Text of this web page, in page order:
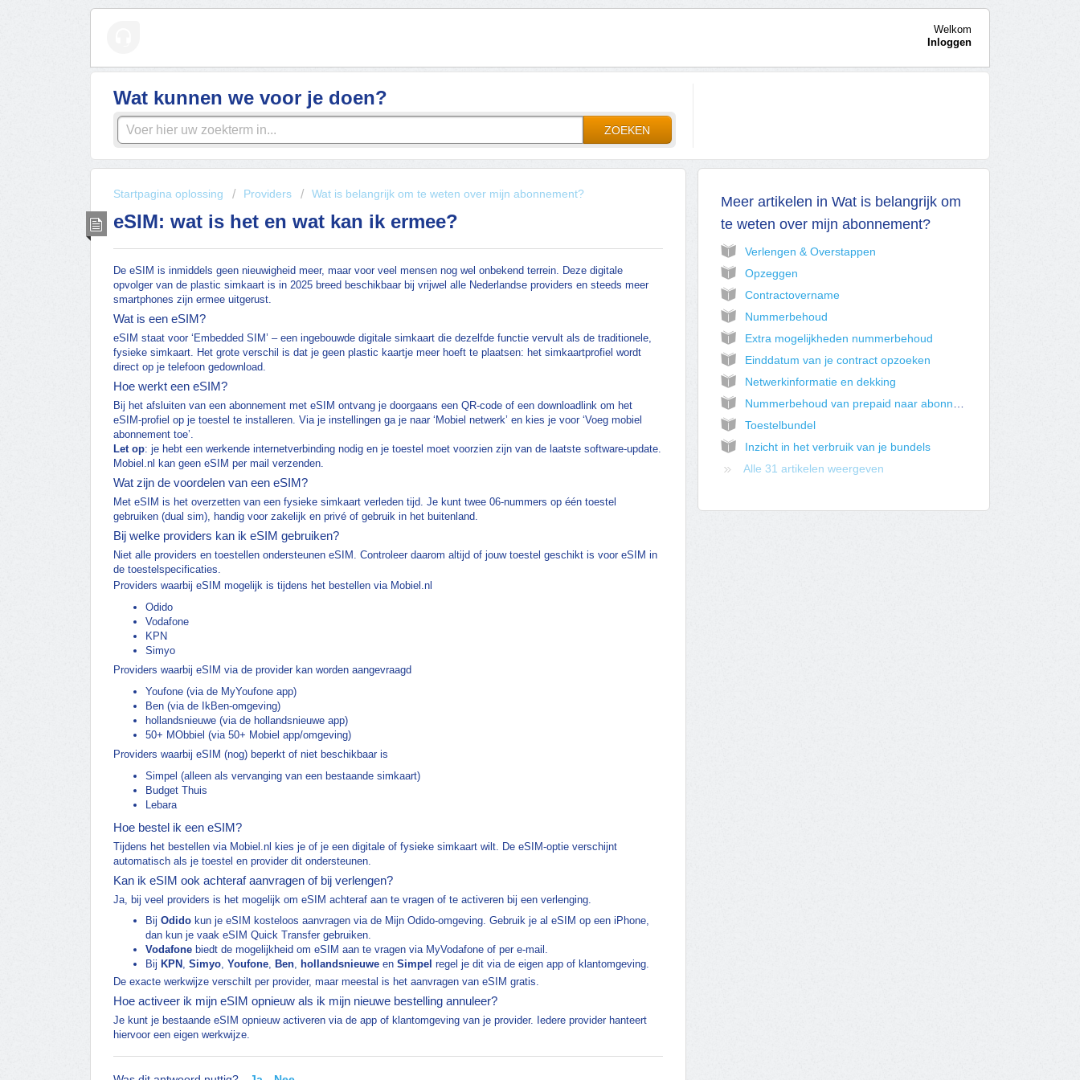
Welkom
Inloggen
Wat kunnen we voor je doen?
ZOEKEN
Startpagina oplossing Providers Wat is belangrijk om te weten over mijn abonnement?
eSIM: wat is het en wat kan ik ermee?
De eSIM is inmiddels geen nieuwigheid meer, maar voor veel mensen nog wel onbekend terrein. Deze digitale
opvolger van de plastic simkaart is in 2025 breed beschikbaar bij vrijwel alle Nederlandse providers en steeds meer
smartphones zijn ermee uitgerust.
Wat is een eSIM?
eSIM staat voor ‘Embedded SIM’ – een ingebouwde digitale simkaart die dezelfde functie vervult als de traditionele,
fysieke simkaart. Het grote verschil is dat je geen plastic kaartje meer hoeft te plaatsen: het simkaartprofiel wordt
direct op je telefoon gedownload.
Hoe werkt een eSIM?
Bij het afsluiten van een abonnement met eSIM ontvang je doorgaans een QR-code of een downloadlink om het
eSIM-profiel op je toestel te installeren. Via je instellingen ga je naar ‘Mobiel netwerk’ en kies je voor ‘Voeg mobiel
abonnement toe’.
Let op: je hebt een werkende internetverbinding nodig en je toestel moet voorzien zijn van de laatste software-update.
Mobiel.nl kan geen eSIM per mail verzenden.
Wat zijn de voordelen van een eSIM?
Met eSIM is het overzetten van een fysieke simkaart verleden tijd. Je kunt twee 06-nummers op één toestel
gebruiken (dual sim), handig voor zakelijk en privé of gebruik in het buitenland.
Bij welke providers kan ik eSIM gebruiken?
Niet alle providers en toestellen ondersteunen eSIM. Controleer daarom altijd of jouw toestel geschikt is voor eSIM in
de toestelspecificaties.
Providers waarbij eSIM mogelijk is tijdens het bestellen via Mobiel.nl
Odido
Vodafone
KPN
Simyo
Providers waarbij eSIM via de provider kan worden aangevraagd
Youfone (via de MyYoufone app)
Ben (via de IkBen-omgeving)
hollandsnieuwe (via de hollandsnieuwe app)
50+ MObbiel (via 50+ Mobiel app/omgeving)
Providers waarbij eSIM (nog) beperkt of niet beschikbaar is
Simpel (alleen als vervanging van een bestaande simkaart)
Budget Thuis
Lebara
Hoe bestel ik een eSIM?
Tijdens het bestellen via Mobiel.nl kies je of je een digitale of fysieke simkaart wilt. De eSIM-optie verschijnt
automatisch als je toestel en provider dit ondersteunen.
Kan ik eSIM ook achteraf aanvragen of bij verlengen?
Ja, bij veel providers is het mogelijk om eSIM achteraf aan te vragen of te activeren bij een verlenging.
Bij Odido kun je eSIM kosteloos aanvragen via de Mijn Odido-omgeving. Gebruik je al eSIM op een iPhone,
dan kun je vaak eSIM Quick Transfer gebruiken.
Vodafone biedt de mogelijkheid om eSIM aan te vragen via MyVodafone of per e-mail.
Bij KPN , Simyo, Youfone, Ben, hollandsnieuwe en Simpel regel je dit via de eigen app of klantomgeving.
De exacte werkwijze verschilt per provider, maar meestal is het aanvragen van eSIM gratis.
Hoe activeer ik mijn eSIM opnieuw als ik mijn nieuwe bestelling annuleer?
Je kunt je bestaande eSIM opnieuw activeren via de app of klantomgeving van je provider. Iedere provider hanteert
hiervoor een eigen werkwijze.
Meer artikelen in Wat is belangrijk om
te weten over mijn abonnement?
Verlengen & Overstappen
Opzeggen
Contractovername
Nummerbehoud
Extra mogelijkheden nummerbehoud
Einddatum van je contract opzoeken
Netwerkinformatie en dekking
Nummerbehoud van prepaid naar abonnement aanvragen
Toestelbundel
Inzicht in het verbruik van je bundels
Alle 31 artikelen weergeven